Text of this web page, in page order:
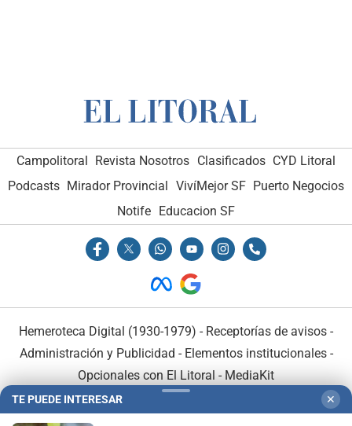
Campolitoral Revista Nosotros Clasificados CYD Litoral
Podcasts Mirador Provincial VivíMejor SF Puerto Negocios
Notife Educacion SF
Hemeroteca Digital (1930-1979) - Receptorías de avisos -
Administración y Publicidad - Elementos institucionales-
Opcionales con El Litoral - MediaKit
TE PUEDE INTERESAR ✕